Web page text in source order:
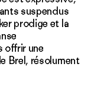
suspendus
prodige et la
offrir une
Brel, résolument